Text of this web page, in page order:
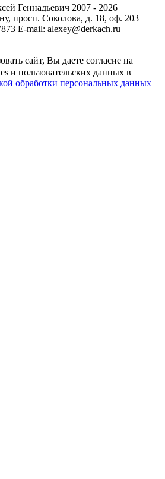
Геннадьевич 2007 - 2026
просп. Соколова, д. 18, оф. 203
E-mail: alexey@derkach.ru
сайт, Вы даете согласие на
и пользовательских данных в
обработки персональных данных